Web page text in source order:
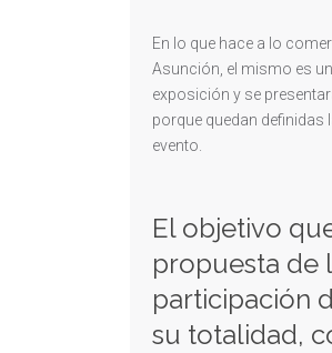
En lo que hace a lo
Asunción, el mismo es
exposición y se
porque quedan definidas
evento.
El objetivo
propuesta de
participación
su totalidad,